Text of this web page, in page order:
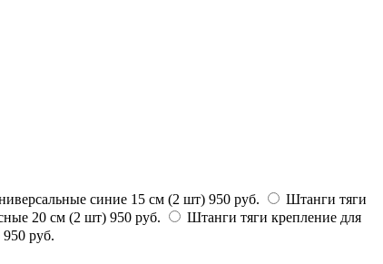
синие 15 см (2 шт) 950 руб.
Штанги тяги
20 см (2 шт) 950 руб.
Штанги тяги крепление для
950 руб.